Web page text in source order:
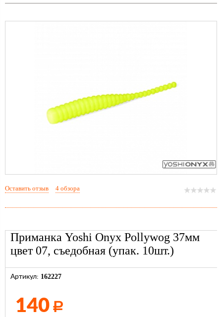
Приманка Yoshi Onyx Pollywog 37мм
цвет 07, съедобная (упак. 10шт.)
Артикул: 162227
140 Р
Оставить отзыв 4 обзора